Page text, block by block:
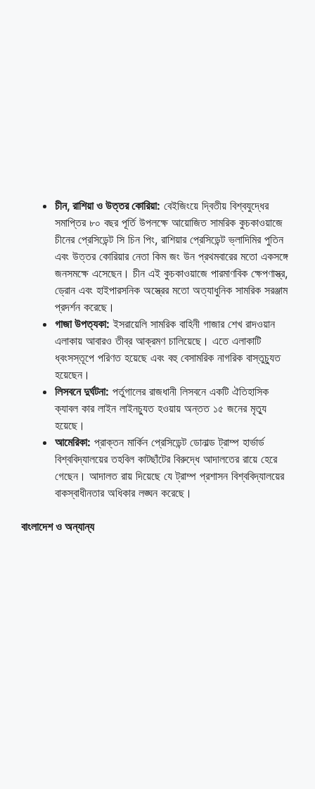
চীন, রাশিয়া ও উত্তর কোরিয়া: বেইজিংয়ে দ্বিতীয় বিশ্বযুদ্ধের
সমাপ্তির ৮০ বছর পূর্তি উপলক্ষে আয়োজিত সামরিক কুচকাওয়াজে
চীনের প্রেসিডেন্ট সি চিন পিং, রাশিয়ার প্রেসিডেন্ট ভ্লাদিমির পুতিন
এবং উত্তর কোরিয়ার নেতা কিম জং উন প্রথমবারের মতো একসঙ্গে
জনসমক্ষে এসেছেন। চীন এই কুচকাওয়াজে পারমাণবিক ক্ষেপণাস্ত্র,
ড্রোন এবং হাইপারসনিক অস্ত্রের মতো অত্যাধুনিক সামরিক সরঞ্জাম
প্রদর্শন করেছে।
গাজা উপত্যকা: ইসরায়েলি সামরিক বাহিনী গাজার শেখ রাদওয়ান
এলাকায় আবারও তীব্র আক্রমণ চালিয়েছে। এতে এলাকাটি
ধ্বংসস্তূপে পরিণত হয়েছে এবং বহু বেসামরিক নাগরিক বাস্তুচ্যুত
হয়েছেন।
লিসবনে দুর্ঘটনা: পর্তুগালের রাজধানী লিসবনে একটি ঐতিহাসিক
ক্যাবল কার লাইন লাইনচ্যুত হওয়ায় অন্তত ১৫ জনের মৃত্যু
হয়েছে।
আমেরিকা: প্রাক্তন মার্কিন প্রেসিডেন্ট ডোনাল্ড ট্রাম্প হার্ভার্ড
বিশ্ববিদ্যালয়ের তহবিল কাটছাঁটের বিরুদ্ধে আদালতের রায়ে হেরে
গেছেন। আদালত রায় দিয়েছে যে ট্রাম্প প্রশাসন বিশ্ববিদ্যালয়ের
বাকস্বাধীনতার অধিকার লঙ্ঘন করেছে।
বাংলাদেশ ও অন্যান্য